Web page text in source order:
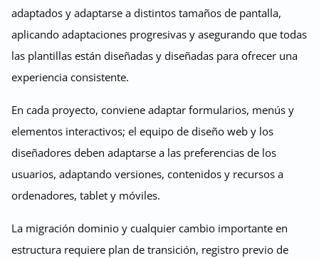
adaptados y adaptarse a distintos tamaños de pantalla,
aplicando adaptaciones progresivas y asegurando que todas
las plantillas están diseñadas y diseñadas para ofrecer una
experiencia consistente.
En cada proyecto, conviene adaptar formularios, menús y
elementos interactivos; el equipo de diseño web y los
diseñadores deben adaptarse a las preferencias de los
usuarios, adaptando versiones, contenidos y recursos a
ordenadores, tablet y móviles.
La migración dominio y cualquier cambio importante en
estructura requiere plan de transición, registro previo de